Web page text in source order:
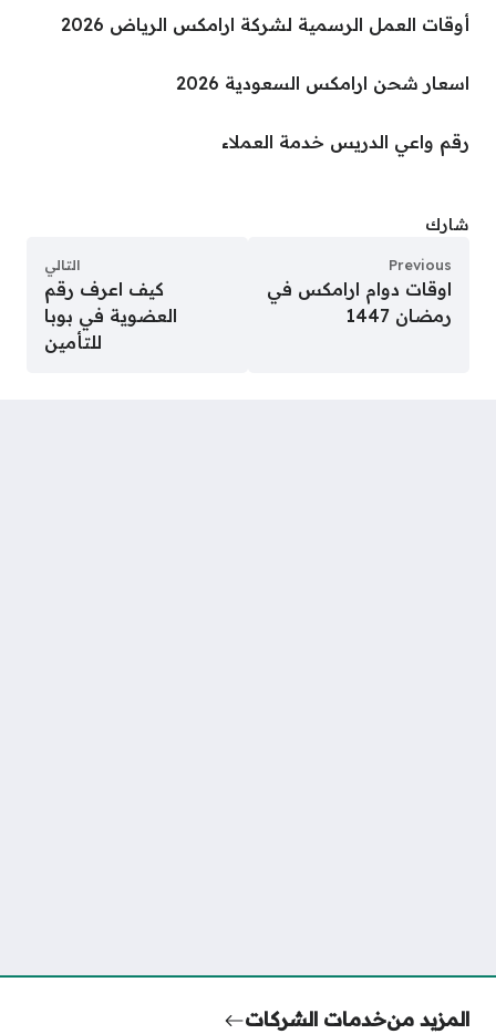
أوقات العمل الرسمية لشركة ارامكس الرياض 2026
اسعار شحن ارامكس السعودية 2026
رقم واعي الدريس خدمة العملاء
شارك
Previous
اوقات دوام ارامكس في
رمضان 1447
التالي
كيف اعرف رقم
العضوية في بوبا
للتأمين
المزيد منخدمات الشركات